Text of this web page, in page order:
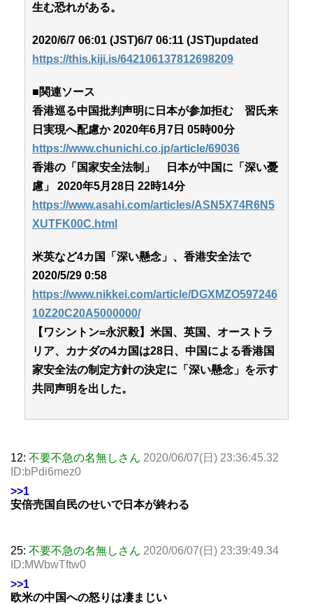
生む恐れがある。
2020/6/7 06:01 (JST)6/7 06:11 (JST)updated
https://this.kiji.is/642106137812698209
■関連ソース
香港巡る中国批判声明に日本が参加拒む 習氏来
日実現へ配慮か 2020年6月7日 05時00分
https://www.chunichi.co.jp/article/69036
香港の「国家安全法制」 日本が中国に「深い憂
慮」 2020年5月28日 22時14分
https://www.asahi.com/articles/ASN5X74R6N5
XUTFK00C.html
米英など4カ国「深い懸念」、香港安全法で
2020/5/29 0:58
https://www.nikkei.com/article/DGXMZO597246
10Z20C20A5000000/
【ワシントン=永沢毅】米国、英国、オーストラ
リア、カナダの4カ国は28日、中国による香港国
家安全法の制定方針の決定に「深い懸念」を示す
共同声明を出した。
12: 不要不急の名無しさん 2020/06/07(日) 23:36:45.32
ID:bPdi6mez0
>>1
安倍売国自民のせいで日本が終わる
25: 不要不急の名無しさん 2020/06/07(日) 23:39:49.34
ID:MWbwTftw0
>>1
欧米の中国への怒りは凄まじい